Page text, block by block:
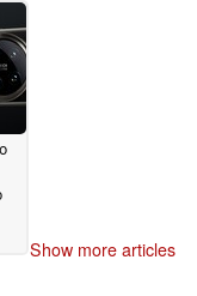
Show more articles